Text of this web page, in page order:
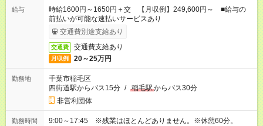
給与
時給1600円～1650円＋交 【月収例】249,600円～ ■給与の
前払いが可能な速払いサービスあり
交通費別途支給あり
交通費 交通費支給あり
月収例 20～25万円
勤務地
千葉市稲毛区
四街道駅からバス15分 / 稲毛駅からバス30分
非営利団体
勤務時間 9:00～17:45 ※残業はほとんどありません。※休憩60分。